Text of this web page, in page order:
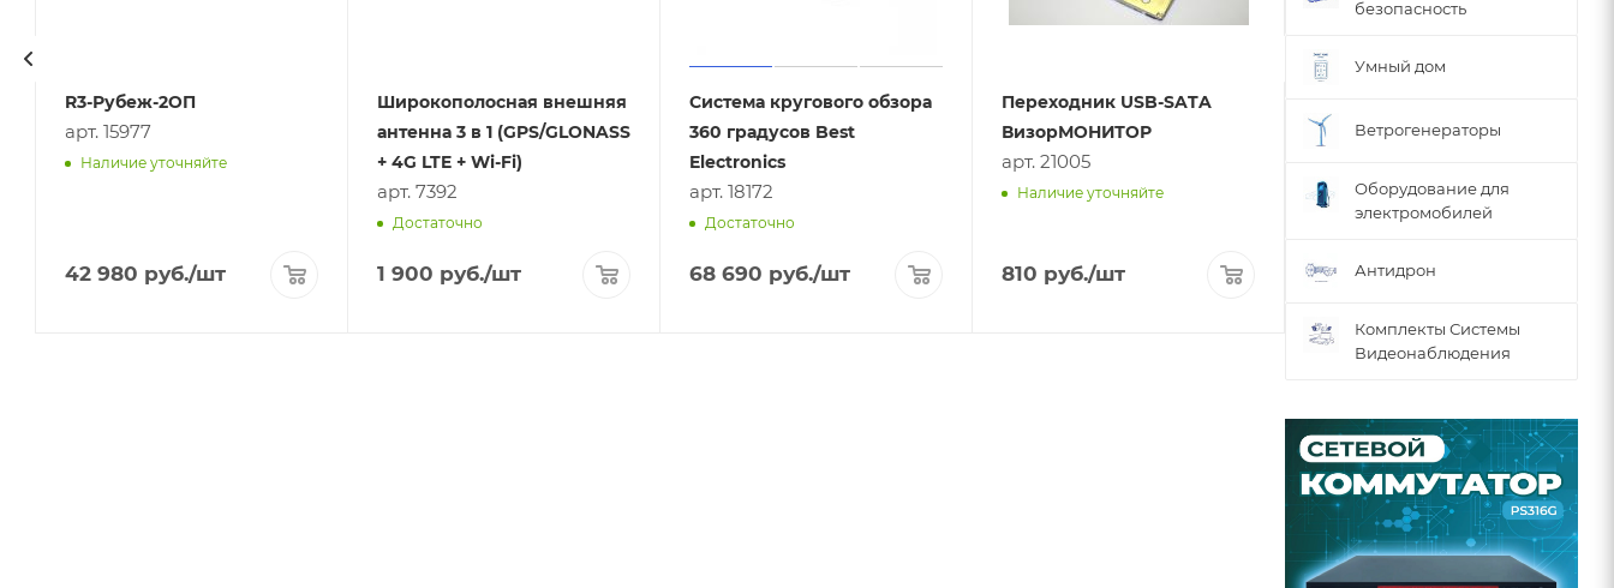
R3-Рубеж-2ОП
арт. 15977
Наличие уточняйте
42 980 руб./шт
Широкополосная внешняя
антенна 3 в 1 (GPS/GLONASS
+ 4G LTE + Wi-Fi)
арт. 7392
Достаточно
1 900 руб./шт
Система кругового обзора
360 градусов Best
Electronics
арт. 18172
Достаточно
68 690 руб./шт
Переходник USB-SATA
ВизорМОНИТОР
арт. 21005
Наличие уточняйте
810 руб./шт
Inspector CAYMAN S
Достаточно
18 270руб./шт
безопасность
Умный дом
Ветрогенераторы
Оборудование для
электромобилей
Антидрон
Комплекты Системы
Видеонаблюдения